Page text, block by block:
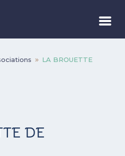
9
LA BROUETTE
DE